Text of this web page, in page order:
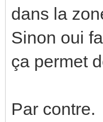
dans la
Sinon oui
ça permet
Par contre.